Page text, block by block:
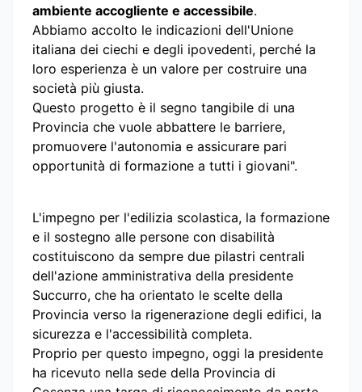
ambiente accogliente e accessibile.
Abbiamo accolto le indicazioni dell'Unione
italiana dei ciechi e degli ipovedenti, perché la
loro esperienza è un valore per costruire una
società più giusta.
Questo progetto è il segno tangibile di una
Provincia che vuole abbattere le barriere,
promuovere l'autonomia e assicurare pari
opportunità di formazione a tutti i giovani".
L'impegno per l'edilizia scolastica, la formazione
e il sostegno alle persone con disabilità
costituiscono da sempre due pilastri centrali
dell'azione amministrativa della presidente
Succurro, che ha orientato le scelte della
Provincia verso la rigenerazione degli edifici, la
sicurezza e l'accessibilità completa.
Proprio per questo impegno, oggi la presidente
ha ricevuto nella sede della Provincia di